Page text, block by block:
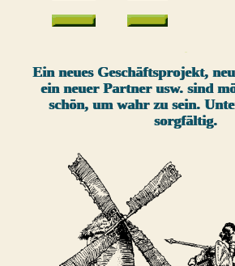
Ein neues Geschäftsprojekt,
ein neuer Partner usw. sind
schön, um wahr zu sein.
sorgfältig.